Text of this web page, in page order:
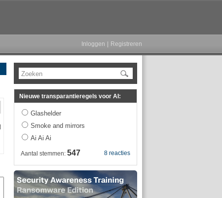
Inloggen Registreren
Zoeken
Nieuwe transparantieregels voor AI:
Glashelder
Smoke and mirrors
Ai Ai Ai
8 reacties
Aantal stemmen: 547